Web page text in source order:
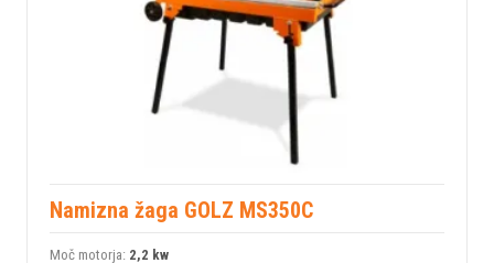
Namizna žaga GOLZ MS350C
Moč motorja: 2,2 kw